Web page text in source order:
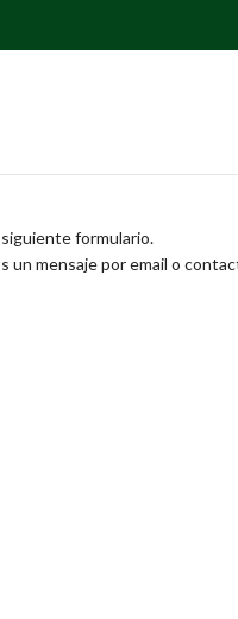
formulario.
un mensaje por email o